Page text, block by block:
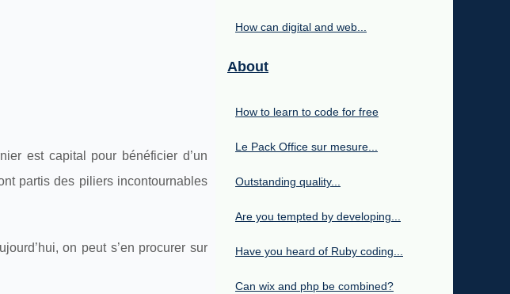
est capital pour bénéficier d’un
partis des piliers incontournables
on peut s’en procurer sur
How can digital and web...
About
How to learn to code for free
Le Pack Office sur mesure...
Outstanding quality...
Are you tempted by developing...
Have you heard of Ruby coding...
Can wix and php be combined?